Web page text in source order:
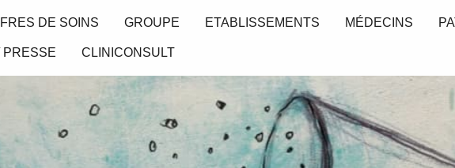
DE SOINS GROUPE ETABLISSEMENTS MÉDECINS
PRESSE CLINICONSULT